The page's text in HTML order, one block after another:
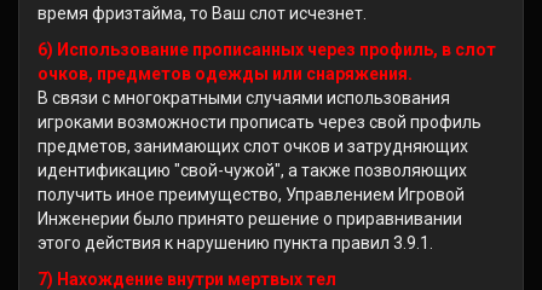
время фризтайма, то Ваш слот исчезнет.
6) Использование прописанных через профиль, в слот
очков, предметов одежды или снаряжения.
В связи с многократными случаями использования
игроками возможности прописать через свой профиль
предметов, занимающих слот очков и затрудняющих
идентификацию "свой-чужой", а также позволяющих
получить иное преимущество, Управлением Игровой
Инженерии было принято решение о приравнивании
этого действия к нарушению пункта правил 3.9.1.
7) Нахождение внутри мертвых тел